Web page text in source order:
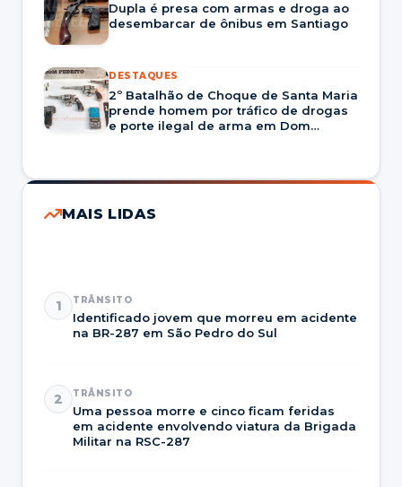
Dupla é presa com armas e droga ao
desembarcar de ônibus em Santiago
DESTAQUES
2º Batalhão de Choque de Santa Maria
prende homem por tráfico de drogas
e porte ilegal de arma em Dom
MAIS LIDAS
1 TRÂNSITO
Identificado jovem que morreu em acidente
na BR-287 em São Pedro do Sul
2 TRÂNSITO
Uma pessoa morre e cinco ficam feridas
em acidente envolvendo viatura da Brigada
Militar na RSC-287